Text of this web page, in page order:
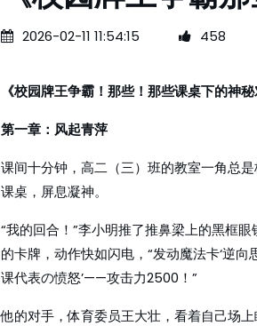
2026-02-11 11:54:15 458
《校园牌王争霸！那些！那些课桌下的神秘
第一章：风起青萍
课间十分钟，高二（三）班的教室一角总
课桌，屏息凝神。
“我的回合！”李小明推了推鼻梁上的黑框
的卡牌，动作快如闪电，“发动魔法卡‘逆向
课代表の愤怒’——攻击力2500！”
他的对手，体育委员王大壮，看着自己场